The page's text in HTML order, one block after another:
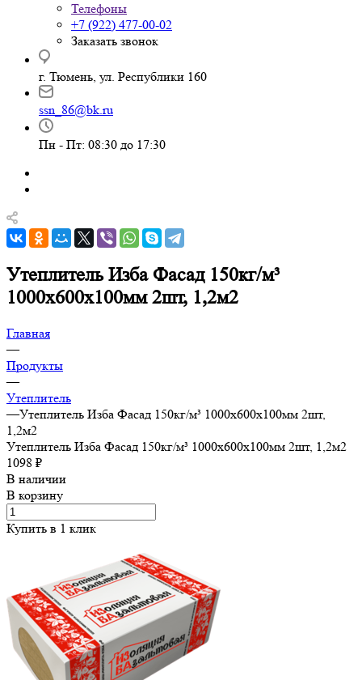
Телефоны
+7 (922) 477-00-02
Заказать звонок
г. Тюмень, ул. Республики 160
ssn_86@bk.ru
Пн - Пт: 08:30 до 17:30
Утеплитель Изба Фасад 150кг/м³
1000х600х100мм 2шт, 1,2м2
Главная
—
Продукты
—
Утеплитель
—Утеплитель Изба Фасад 150кг/м³ 1000х600х100мм 2шт,
1,2м2
Утеплитель Изба Фасад 150кг/м³ 1000х600х100мм 2шт, 1,2м2
1098 ₽
В наличии
В корзину
Купить в 1 клик